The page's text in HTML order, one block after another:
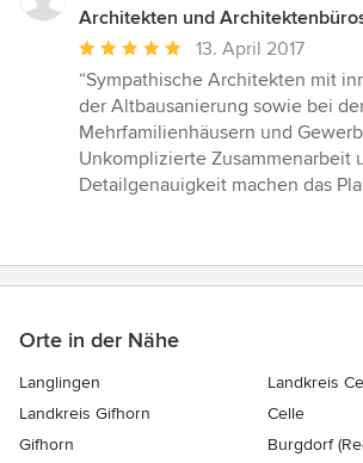
Architekten und
Durchschnittliche
Bewertung:
5
von
5
Sternen
13. April 2017
“Sympathische Architekten mit
der Altbausanierung sowie bei
Mehrfamilienhäusern und
Unkomplizierte Zusammenarbeit
Detailgenauigkeit machen das
Orte in der Nähe
Langlingen
Landkreis
Landkreis Gifhorn
Celle
Gifhorn
Burgdorf